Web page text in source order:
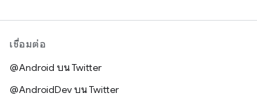
เชื่อมต่อ
@Android บน Twitter
@AndroidDev บน Twitter